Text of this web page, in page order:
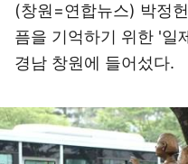
(창원=연합뉴스) 박정
픔을 기억하기 위한 '일
경남 창원에 들어섰다.